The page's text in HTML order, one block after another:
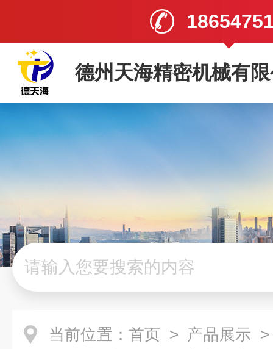
德州天海精密机械有
当前位置： 首页 > 产品展示